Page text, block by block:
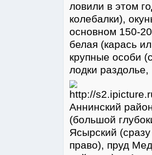
ловили в этом
колебалки),
основном 150-
белая (карась
крупные особи
лодки раздолье,
Аннинский
(большой
Ясырский
право), пруд